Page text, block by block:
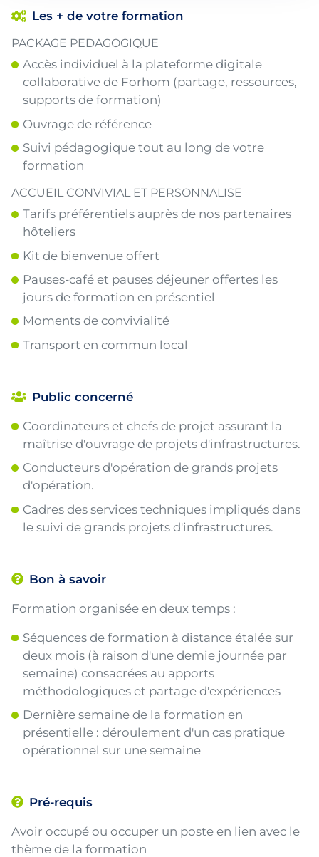
Les + de votre formation
PACKAGE PEDAGOGIQUE
Accès individuel à la plateforme digitale
collaborative de Forhom (partage, ressources,
supports de formation)
Ouvrage de référence
Suivi pédagogique tout au long de votre
formation
ACCUEIL CONVIVIAL ET PERSONNALISE
Tarifs préférentiels auprès de nos partenaires
hôteliers
Kit de bienvenue offert
Pauses-café et pauses déjeuner offertes les
jours de formation en présentiel
Moments de convivialité
Transport en commun local
Public concerné
Coordinateurs et chefs de projet assurant la
maîtrise d'ouvrage de projets d'infrastructures.
Conducteurs d'opération de grands projets
d'opération.
Cadres des services techniques impliqués dans
le suivi de grands projets d'infrastructures.
Bon à savoir
Formation organisée en deux temps :
Séquences de formation à distance étalée sur
deux mois (à raison d'une demie journée par
semaine) consacrées au apports
méthodologiques et partage d'expériences
Dernière semaine de la formation en
présentielle : déroulement d'un cas pratique
opérationnel sur une semaine
Pré-requis
Avoir occupé ou occuper un poste en lien avec le
thème de la formation